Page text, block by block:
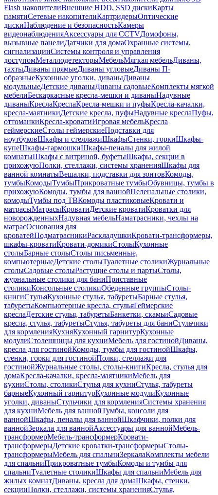
Flash накопителиВнешние HDD, SSD дискиКарты
памятиСетевые накопителиКартридерыОптические
дискиНаблюдение и безопасностьКамеры
видеонаблюденияАксессуары для CCTVДомофоны,
вызывные панелиДатчики для домаОхранные системы,
сигнализацииСистемы контроля и управления
доступомМеталлодетекторыМебельМягкая мебельДиваны,
тахтыДиваны прямыеДиваны угловыеДиваны П-
образныеКухонные уголки, диваныДиваны
модульныеДетские диваныДиваны садовыеКомплекты мягкой
мебелиБескаркасные кресла-мешки и диваныНадувные
диваныКреслаКреслаКресла-мешки и пуфыКресла-качалки,
кресла-маятникиДетские кресла, пуфыНадувные креслаПуфы,
оттоманкиКресла-кроватиИгровая мебельКресла
геймерскиеСтолы геймерскиеПодставки для
ноутбуковШкафы и стеллажиШкафыСтенки, горкиШкафы-
купеШкафы-гармошкиШкафы-пеналы для жилой
комнатыШкафы с витриной, буфетыШкафы, секции в
прихожуюПолки, стеллажи, системы храненияШкафы для
ванной комнатыВешалки, подставки для зонтовКомоды,
тумбыКомодыТумбыПрикроватные тумбыОбувницы, тумбы в
прихожуюКомоды, тумбы для ваннойПеленальные столики,
комодыТумбы под ТВКомоды пластиковыеКровати и
матрасыМатрасыКроватиДетские кроватиКроватки для
новорожденныхНадувная мебельНаматрасники, чехлы на
матрасОснования для
кроватейПодматрасникиРаскладушкиКровати-трансформеры,
шкафы-кроватиКровати-домикиСтолыКухонные
столыБарные столыСтолы письменные,
компьютерныеДетские столыТуалетные столикиЖурнальные
столыСадовые столыРастущие столы и партыСтолы,
журнальные столики для баниПриставные
столикиКонсольные столикиОбеденные группыСтолы-
книгиСтульяКухонные стулья, табуретыБарные стулья,
табуретыКомпьютерные кресла, стульяГеймерские
креслаДетские стулья, табуретыБанкетки, скамьиСадовые
кресла, стулья, табуретыСтулья, табуреты для баниСтульчики
для кормленияКухняКухонный гарнитурКухонные
модулиСтолешницы для кухниМебель для гостинойДиваны,
кресла для гостинойКомоды, тумбы для гостинойШкафы,
стенки, горки для гостинойПолки, стеллажи для
гостинойЖурнальные столы, столы-книгиКресла, стулья для
домаКресла-качалки, кресла-маятникиМебель для
кухниСтолы, столикиСтулья для кухниСтулья, табуреты
барныеКухонный гарнитурКухонные модулиКухонные
уголки, диваныСтульчики для кормленияСистемы хранения
для кухниМебель для ваннойТумбы, консоли для
ваннойШкафы, пеналы для ваннойШкафчики, полки для
ваннойЗеркала для ваннойАксессуары для ваннойМебель-
трансформерМебель-трансформерКровати-
трансформерыДетские кроватки-трансформерыСтолы-
трансформерыМебель для спальниЗеркалаКомплекты мебели
для спальниПрикроватные тумбыКомоды и тумбы для
спальниТуалетные столикиШкафы для спальниМебель для
жилых комнатДиваны, кресла для домаШкафы, стенки,
секцииПолки, стеллажи, системы храненияСтулья,